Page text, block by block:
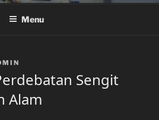
Menu
Sengit
Alam